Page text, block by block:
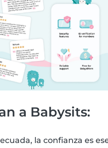
a Babysits:
la confianza es